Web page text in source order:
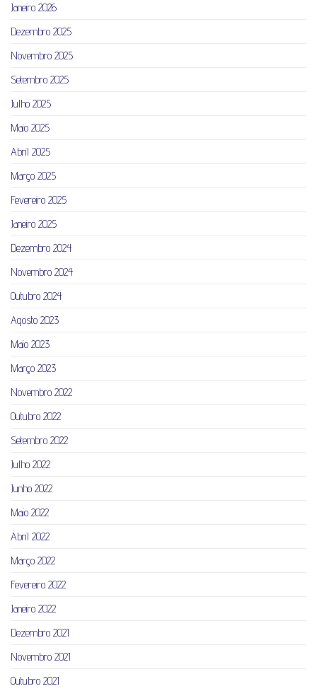
Janeiro 2026
Dezembro 2025
Novembro 2025
Setembro 2025
Julho 2025
Maio 2025
Abril 2025
Março 2025
Fevereiro 2025
Janeiro 2025
Dezembro 2024
Novembro 2024
Outubro 2024
Agosto 2023
Maio 2023
Março 2023
Novembro 2022
Outubro 2022
Setembro 2022
Julho 2022
Junho 2022
Maio 2022
Abril 2022
Março 2022
Fevereiro 2022
Janeiro 2022
Dezembro 2021
Novembro 2021
Outubro 2021